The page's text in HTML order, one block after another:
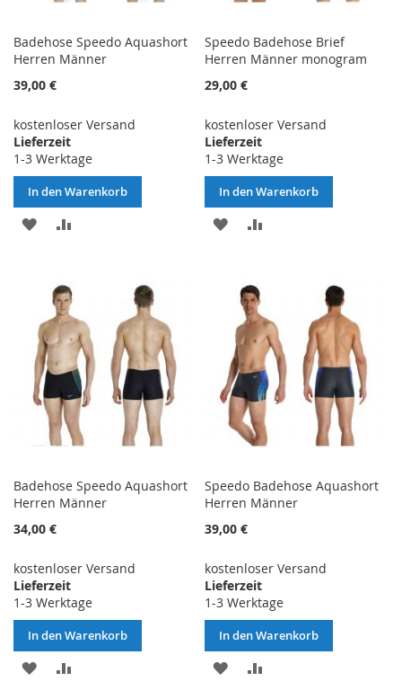
Badehose Speedo Aquashort
Herren Männer
39,00 €
kostenloser Versand
Lieferzeit
1-3 Werktage
In den Warenkorb
ZUR
HINZUFÜGENHINZUFÜGEN
Speedo Badehose Brief
Herren Männer monogram
29,00 €
kostenloser Versand
Lieferzeit
1-3 Werktage
In den Warenkorb
ZUR
HINZUFÜGENHINZUFÜGEN
Badehose Speedo Aquashort
Herren Männer
34,00 €
kostenloser Versand
Lieferzeit
1-3 Werktage
In den Warenkorb
ZUR
Speedo Badehose Aquashort
Herren Männer
39,00 €
kostenloser Versand
Lieferzeit
1-3 Werktage
In den Warenkorb
ZUR